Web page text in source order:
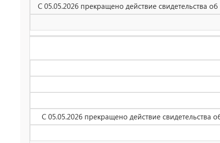
С 05.05.2026 прекращено действие свидетельства
С 05.05.2026 прекращено действие